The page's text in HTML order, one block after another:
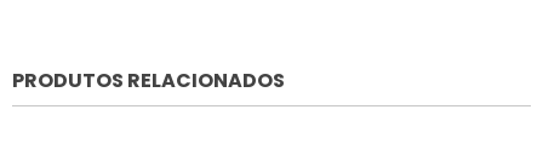
PRODUTOS RELACIONADOS